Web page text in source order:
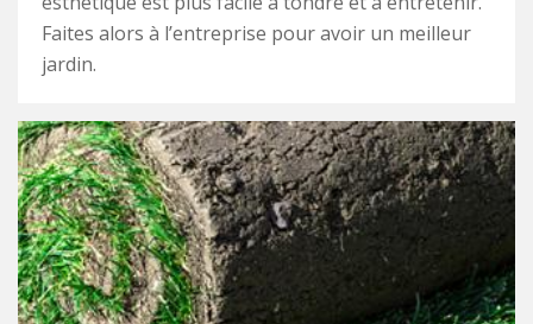
Faites alors à l’entreprise pour avoir un meilleur
jardin.